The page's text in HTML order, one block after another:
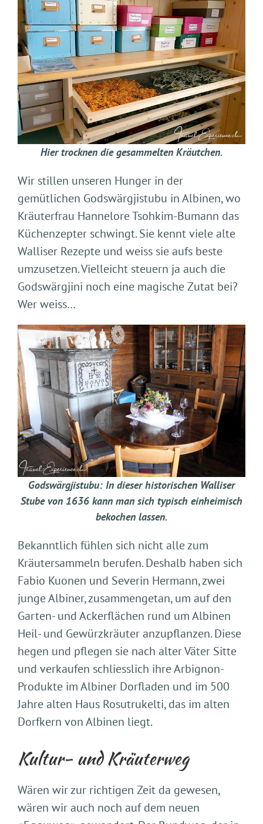
Hier trocknen die gesammelten Kräutchen.
Wir stillen unseren Hunger in der
gemütlichen Godswärgjistubu in Albinen, wo
Kräuterfrau Hannelore Tsohkim-Bumann das
Küchenzepter schwingt. Sie kennt viele alte
Walliser Rezepte und weiss sie aufs beste
umzusetzen. Vielleicht steuern ja auch die
Godswärgjini noch eine magische Zutat bei?
Wer weiss…
Godswärgjistubu: In dieser historischen Walliser
Stube von 1636 kann man sich typisch einheimisch
bekochen lassen.
Bekanntlich fühlen sich nicht alle zum
Kräutersammeln berufen. Deshalb haben sich
Fabio Kuonen und Severin Hermann, zwei
junge Albiner, zusammengetan, um auf den
Garten- und Ackerflächen rund um Albinen
Heil- und Gewürzkräuter anzupflanzen. Diese
hegen und pflegen sie nach alter Väter Sitte
und verkaufen schliesslich ihre Arbignon-
Produkte im Albiner Dorfladen und im 500
Jahre alten Haus Rosutrukelti, das im alten
Dorfkern von Albinen liegt.
Kultur- und Kräuterweg
Wären wir zur richtigen Zeit da gewesen,
wären wir auch noch auf dem neuen